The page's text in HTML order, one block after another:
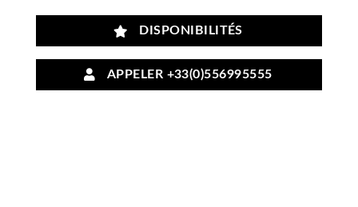
DISPONIBILITÉS
APPELER +33(0)556995555